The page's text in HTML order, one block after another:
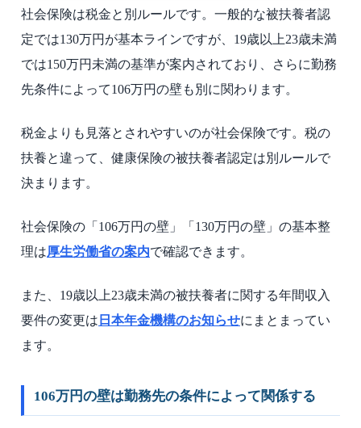
社会保険は税金と別ルールです。一般的な被扶養者認
定では130万円が基本ラインですが、19歳以上23歳未満
では150万円未満の基準が案内されており、さらに勤務
先条件によって106万円の壁も別に関わります。
税金よりも見落とされやすいのが社会保険です。税の
扶養と違って、健康保険の被扶養者認定は別ルールで
決まります。
社会保険の「106万円の壁」「130万円の壁」の基本整
理は厚生労働省の案内で確認できます。
また、19歳以上23歳未満の被扶養者に関する年間収入
要件の変更は 日本年金機構のお知らせにまとまってい
ます。
106万円の壁は勤務先の条件によって関係する